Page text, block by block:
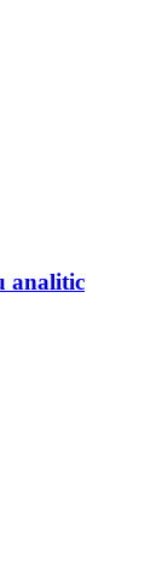
analitic